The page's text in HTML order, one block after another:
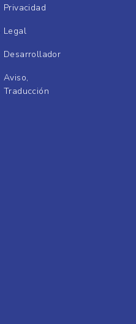
Privacidad
Legal
Desarrollador
Aviso,
Traducción